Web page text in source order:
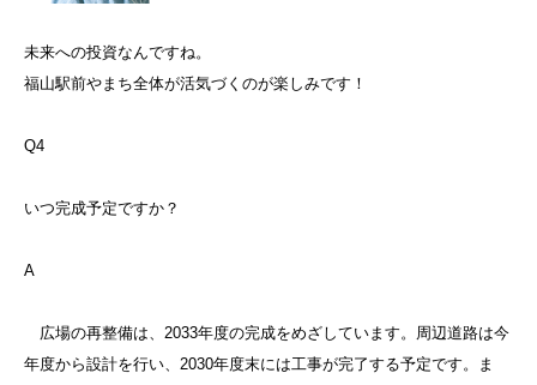
未来への投資なんですね。
福山駅前やまち全体が活気づくのが楽しみです！
Q4
いつ完成予定ですか？
A
広場の再整備は、2033年度の完成をめざしています。周辺道路は今
年度から設計を行い、2030年度末には工事が完了する予定です。ま